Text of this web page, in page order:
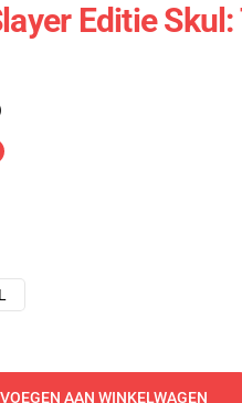
Editie
AAN WINKELWAGEN